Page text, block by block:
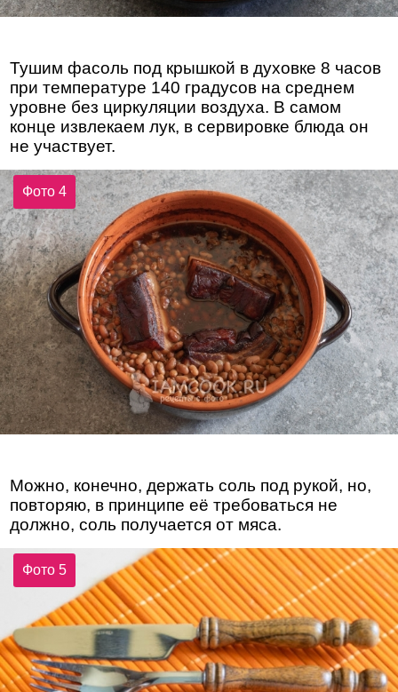
Тушим фасоль под крышкой в духовке 8 часов
при температуре 140 градусов на среднем
уровне без циркуляции воздуха. В самом
конце извлекаем лук, в сервировке блюда он
не участвует.
Фото 4
Можно, конечно, держать соль под рукой, но,
повторяю, в принципе её требоваться не
должно, соль получается от мяса.
Фото 5